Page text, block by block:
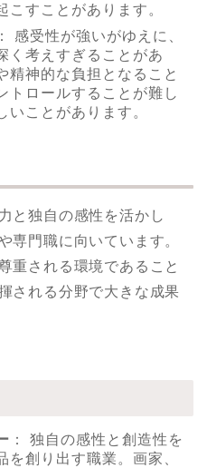
こすことがあります。
： 感受性が強いがゆえに、
く考えすぎることがあ
精神的な負担となること
トロールすることが難し
いことがあります。
と独自の感性を活かし
専門職に向いています。
重される環境であること
される分野で大きな成果
： 独自の感性と創造性を
を創り出す職業。画家、